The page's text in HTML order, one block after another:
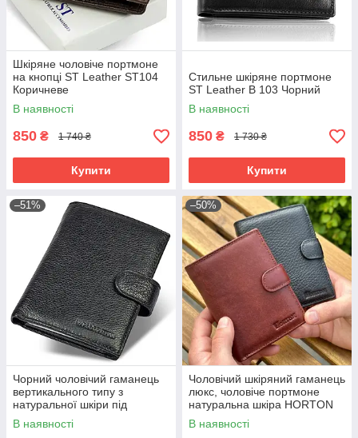
Шкіряне чоловіче портмоне
на кнопці ST Leather ST104
Коричневе
В наявності
850 ₴ 1 740 ₴
Купити
Стильне шкіряне портмоне
ST Leather В 103 Чорний
В наявності
850 ₴ 1 730 ₴
Купити
–51%
Чорний чоловічий гаманець
вертикального типу з
натуральної шкіри під
документи Marco Coverna
MC-5176-1
В наявності
–50%
Чоловічий шкіряний гаманець
люкс, чоловіче портмоне
натуральна шкіра HORTON
301B
В наявності